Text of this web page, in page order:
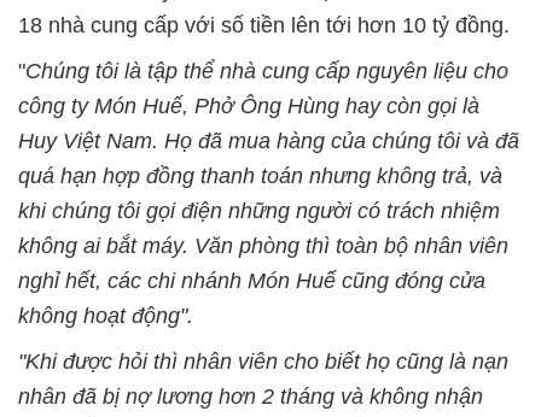
18 nhà cung cấp với số tiền lên tới hơn 10 tỷ đồng.
"Chúng tôi là tập thể nhà cung cấp nguyên liệu cho
công ty Món Huế, Phở Ông Hùng hay còn gọi là
Huy Việt Nam. Họ đã mua hàng của chúng tôi và đã
quá hạn hợp đồng thanh toán nhưng không trả, và
khi chúng tôi gọi điện những người có trách nhiệm
không ai bắt máy. Văn phòng thì toàn bộ nhân viên
nghỉ hết, các chi nhánh Món Huế cũng đóng cửa
không hoạt động".
"Khi được hỏi thì nhân viên cho biết họ cũng là nạn
nhân đã bị nợ lương hơn 2 tháng và không nhận